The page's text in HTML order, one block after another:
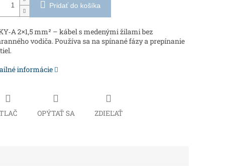
Pridať do košíka
2×1,5 mm² – kábel s medenými žilami bez
vodiča. Používa sa na spínané fázy a prepínanie
informácie
OPÝTAŤ SA ZDIEĽAŤ